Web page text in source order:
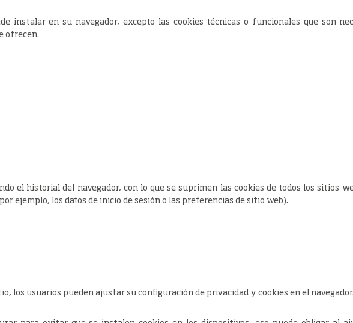
instalar en su navegador, excepto las cookies técnicas o funcionales que son
ofrecen.
el historial del navegador, con lo que se suprimen las cookies de todos los sitios
ejemplo, los datos de inicio de sesión o las preferencias de sitio web).
los usuarios pueden ajustar su configuración de privacidad y cookies en el navegador.